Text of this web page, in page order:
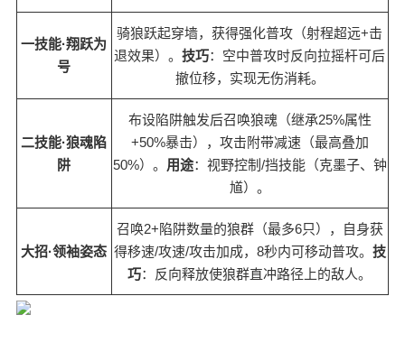
一技能·翔跃为
号
骑狼跃起穿墙，获得强化普攻（射程超远+击
退效果）。技巧：空中普攻时反向拉摇杆可后
撤位移，实现无伤消耗。
二技能·狼魂陷
阱
布设陷阱触发后召唤狼魂（继承25%属性
+50%暴击），攻击附带减速（最高叠加
50%）。 用途：视野控制/挡技能（克墨子、钟
馗）。
大招·领袖姿态
召唤2+陷阱数量的狼群（最多6只），自身获
得移速/攻速/攻击加成，8秒内可移动普攻。 技
巧：反向释放使狼群直冲路径上的敌人。